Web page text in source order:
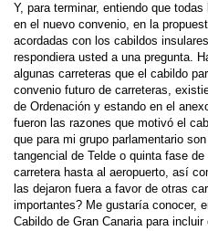
Y, para terminar, entiendo que
en el nuevo convenio, en la
acordadas con los cabildos
respondiera usted a una pregunta.
algunas carreteras que el cabildo
convenio futuro de carreteras,
de Ordenación y estando en el
fueron las razones que motivó el
que para mi grupo parlamentario
tangencial de Telde o quinta fase
carretera hasta al aeropuerto, así
las dejaron fuera a favor de otras
importantes? Me gustaría conocer,
Cabildo de Gran Canaria para